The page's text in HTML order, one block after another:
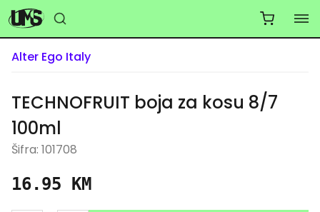
Alter Ego Italy
TECHNOFRUIT boja za kosu 8/7
100ml
Šifra: 101708
16.95 KM